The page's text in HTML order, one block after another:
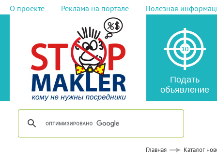
О проекте Реклама на портале Полезная
Подать
объявление
Главная Каталог